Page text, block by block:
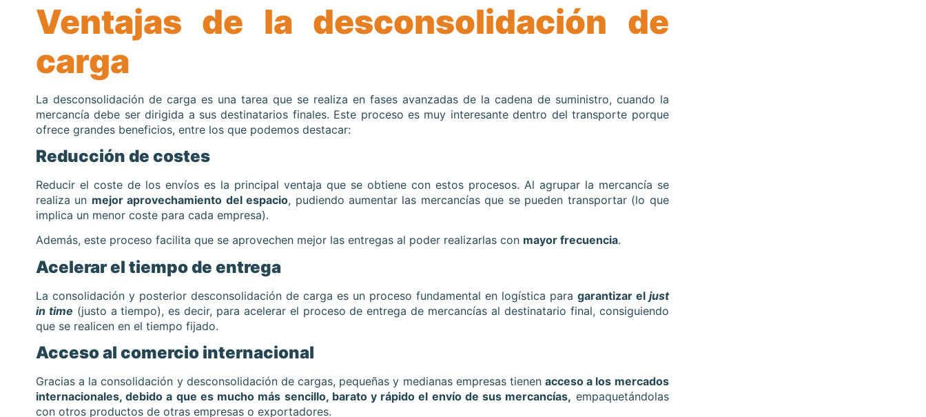
Ventajas de la desconsolidación de
carga
La desconsolidación de carga es una tarea que se realiza en fases avanzadas de la cadena de suministro, cuando la
mercancía debe ser dirigida a sus destinatarios finales. Este proceso es muy interesante dentro del transporte porque
ofrece grandes beneficios, entre los que podemos destacar:
Reducción de costes
Reducir el coste de los envíos es la principal ventaja que se obtiene con estos procesos. Al agrupar la mercancía se
realiza un mejor aprovechamiento del espacio, pudiendo aumentar las mercancías que se pueden transportar (lo que
implica un menor coste para cada empresa).
Además, este proceso facilita que se aprovechen mejor las entregas al poder realizarlas con mayor frecuencia.
Acelerar el tiempo de entrega
La consolidación y posterior desconsolidación de carga es un proceso fundamental en logística para garantizar el just
in time (justo a tiempo), es decir, para acelerar el proceso de entrega de mercancías al destinatario final, consiguiendo
que se realicen en el tiempo fijado.
Acceso al comercio internacional
Gracias a la consolidación y desconsolidación de cargas, pequeñas y medianas empresas tienenacceso a los mercados
internacionales, debido a que es mucho más sencillo, barato y rápido el envío de sus mercancías, empaquetándolas
con otros productos de otras empresas o exportadores.